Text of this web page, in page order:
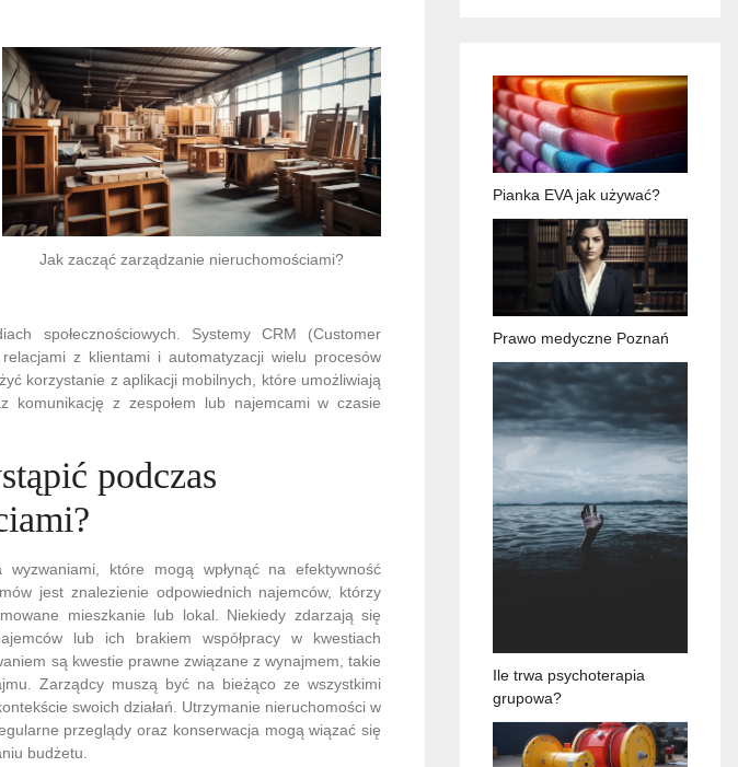
Jak zacząć zarządzanie nieruchomościami?
społecznościowych. Systemy CRM (Customer
z klientami i automatyzacji wielu procesów
korzystanie z aplikacji mobilnych, które umożliwiają
komunikację z zespołem lub najemcami w czasie
podczas
które mogą wpłynąć na efektywność
jest znalezienie odpowiednich najemców, którzy
mieszkanie lub lokal. Niekiedy zdarzają się
lub ich brakiem współpracy w kwestiach
są kwestie prawne związane z wynajmem, takie
Zarządcy muszą być na bieżąco ze wszystkimi
swoich działań. Utrzymanie nieruchomości w
przeglądy oraz konserwacja mogą wiązać się
budżetu.
Pianka EVA jak używać?
Prawo medyczne Poznań
Ile trwa psychoterapia
grupowa?